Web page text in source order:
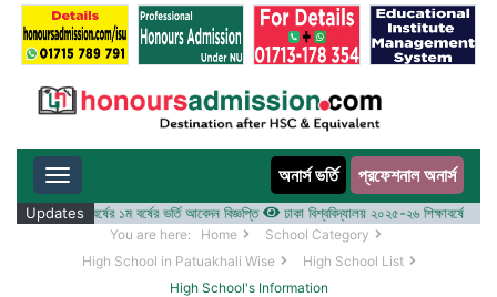
Toggle navigation অনার্স ভর্তি প্রফেশনাল অনার্স
Updates
২৬ শিক্ষাবর্ষের ১ম বর্ষের ভর্তি আবেদন বিজ্ঞপ্তি ঢাকা বিশ্ববিদ্যালয় ২০২৫-২৬ শিক্ষাবর্ষে
You are here: Home
School Category
High School in Patuakhali Wise
High School List
High School's Information